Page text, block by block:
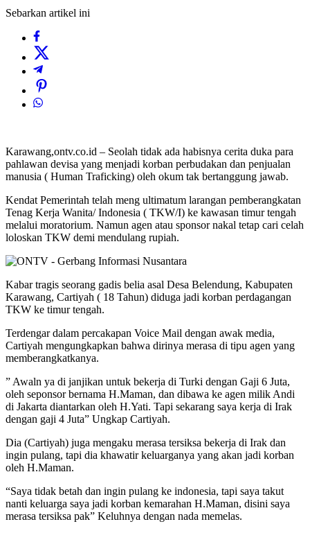
Sebarkan artikel ini
Karawang,ontv.co.id – Seolah tidak ada habisnya cerita duka para
pahlawan devisa yang menjadi korban perbudakan dan penjualan
manusia ( Human Traficking) oleh okum tak bertanggung jawab.
Kendat Pemerintah telah meng ultimatum larangan pemberangkatan
Tenag Kerja Wanita/ Indonesia ( TKW/I) ke kawasan timur tengah
melalui moratorium. Namun agen atau sponsor nakal tetap cari celah
loloskan TKW demi mendulang rupiah.
Kabar tragis seorang gadis belia asal Desa Belendung, Kabupaten
Karawang, Cartiyah ( 18 Tahun) diduga jadi korban perdagangan
TKW ke timur tengah.
Terdengar dalam percakapan Voice Mail dengan awak media,
Cartiyah mengungkapkan bahwa dirinya merasa di tipu agen yang
memberangkatkanya.
” Awaln ya di janjikan untuk bekerja di Turki dengan Gaji 6 Juta,
oleh seponsor bernama H.Maman, dan dibawa ke agen milik Andi
di Jakarta diantarkan oleh H.Yati. Tapi sekarang saya kerja di Irak
dengan gaji 4 Juta” Ungkap Cartiyah.
Dia (Cartiyah) juga mengaku merasa tersiksa bekerja di Irak dan
ingin pulang, tapi dia khawatir keluarganya yang akan jadi korban
oleh H.Maman.
“Saya tidak betah dan ingin pulang ke indonesia, tapi saya takut
nanti keluarga saya jadi korban kemarahan H.Maman, disini saya
merasa tersiksa pak” Keluhnya dengan nada memelas.